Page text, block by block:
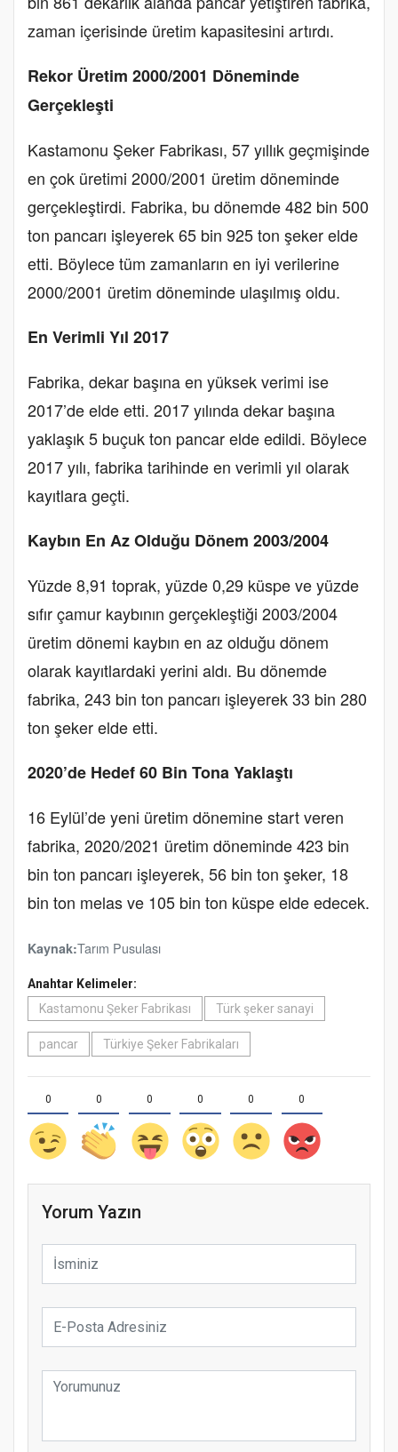
zaman içerisinde üretim kapasitesini artırdı.
Rekor Üretim 2000/2001 Döneminde
Gerçekleşti
Kastamonu Şeker Fabrikası, 57 yıllık geçmişinde
en çok üretimi 2000/2001 üretim döneminde
gerçekleştirdi. Fabrika, bu dönemde 482 bin 500
ton pancarı işleyerek 65 bin 925 ton şeker elde
etti. Böylece tüm zamanların en iyi verilerine
2000/2001 üretim döneminde ulaşılmış oldu.
En Verimli Yıl 2017
Fabrika, dekar başına en yüksek verimi ise
2017’de elde etti. 2017 yılında dekar başına
yaklaşık 5 buçuk ton pancar elde edildi. Böylece
2017 yılı, fabrika tarihinde en verimli yıl olarak
kayıtlara geçti.
Kaybın En Az Olduğu Dönem 2003/2004
Yüzde 8,91 toprak, yüzde 0,29 küspe ve yüzde
sıfır çamur kaybının gerçekleştiği 2003/2004
üretim dönemi kaybın en az olduğu dönem
olarak kayıtlardaki yerini aldı. Bu dönemde
fabrika, 243 bin ton pancarı işleyerek 33 bin 280
ton şeker elde etti.
2020’de Hedef 60 Bin Tona Yaklaştı
16 Eylül’de yeni üretim dönemine start veren
fabrika, 2020/2021 üretim döneminde 423 bin
bin ton pancarı işleyerek, 56 bin ton şeker, 18
bin ton melas ve 105 bin ton küspe elde edecek.
Kaynak:Tarım Pusulası
Anahtar Kelimeler:
Kastamonu Şeker Fabrikası
Türk şeker sanayi
pancar Türkiye Şeker Fabrikaları
0 0 0 0 0 0
Yorum Yazın